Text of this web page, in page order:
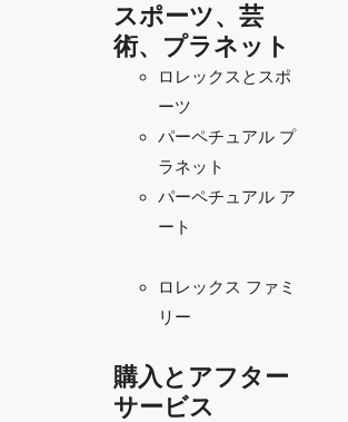
スポーツ、芸
術、プラネット
ロレックスとスポ
ーツ
パーペチュアル プ
ラネット
パーペチュアル ア
ート
ロレックス ファミ
リー
購入とアフター
サービス